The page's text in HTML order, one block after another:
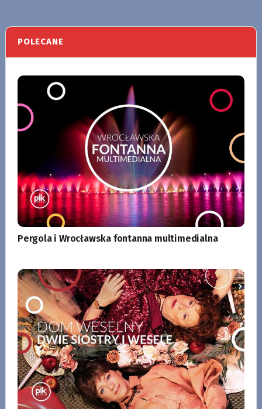
POLECANE
Pergola i Wrocławska fontanna multimedialna